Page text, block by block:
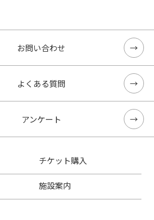
お問い合わせ
よくある質問
アンケート
チケット購入
施設案内